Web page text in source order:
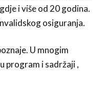
i više od 20 godina.
osiguranja.
U mnogim
program i sadržaji ,